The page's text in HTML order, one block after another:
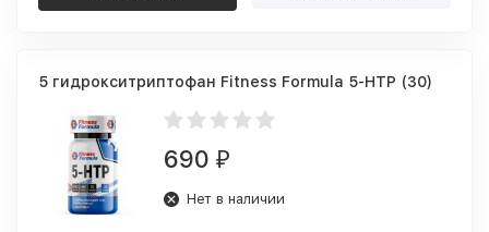
5 гидрокситриптофан Fitness Formula 5-HTP (30)
690 ₽
Нет в наличии